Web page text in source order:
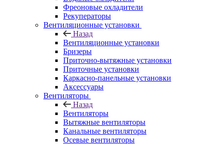
Фреоновые охладители
Рекуператоры
Вентиляционные установки
Назад
Вентиляционные установки
Бризеры
Приточно-вытяжные установки
Приточные установки
Каркасно-панельные установки
Аксессуары
Вентиляторы
Назад
Вентиляторы
Вытяжные вентиляторы
Канальные вентиляторы
Осевые вентиляторы